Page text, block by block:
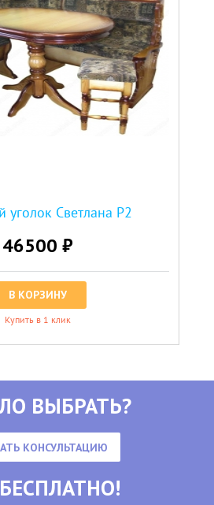
уголок Светлана Р2
46500 ₽
В КОРЗИНУ
Купить в 1 клик
ВЫБРАТЬ?
КОНСУЛЬТАЦИЮ